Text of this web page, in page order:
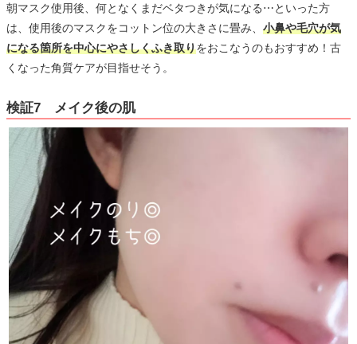
朝マスク使用後、何となくまだベタつきが気になる⋯といった方
は、使用後のマスクをコットン位の大きさに畳み、 小鼻や毛穴が気
になる箇所を中心にやさしくふき取りをおこなうのもおすすめ！古
くなった角質ケアが目指せそう。
検証7 メイク後の肌